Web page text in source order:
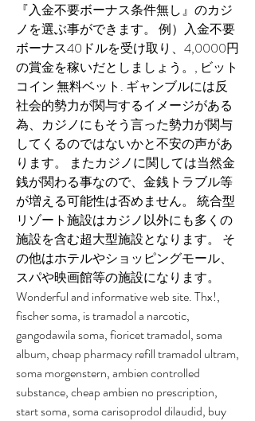
『入金不要ボーナス条件無し』のカジ
ノを選ぶ事ができます。 例）入金不要
ボーナス40ドルを受け取り、4,0000円
の賞金を稼いだとしましょう。, ビット
コイン 無料ベット. ギャンブルには反
社会的勢力が関与するイメージがある
為、カジノにもそう言った勢力が関与
してくるのではないかと不安の声があ
ります。 またカジノに関しては当然金
銭が関わる事なので、金銭トラブル等
が増える可能性は否めません。 統合型
リゾート施設はカジノ以外にも多くの
施設を含む超大型施設となります。 そ
の他はホテルやショッピングモール、
スパや映画館等の施設になります。
Wonderful and informative web site. Thx!,
fischer soma, is tramadol a narcotic,
gangodawila soma, fioricet tramadol, soma
album, cheap pharmacy refill tramadol ultram,
soma morgenstern, ambien controlled
substance, cheap ambien no prescription,
start soma, soma carisoprodol dilaudid, buy